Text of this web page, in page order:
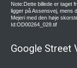
Note:Dette billede er taget
ligger på Assensvej, mens
Mejeri med den høje
Id:OD00264_028.tif
Google Street